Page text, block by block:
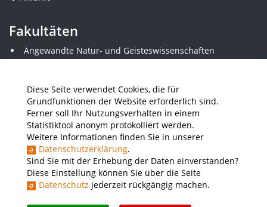
Diese Seite verwendet Cookies, die für
Grundfunktionen der Website erforderlich sind.
Ferner soll Ihr Nutzungsverhalten in einem
Statistiktool anonym protokolliert werden.
Weitere Informationen finden Sie in unserer
Datenschutzerklärung.
Sind Sie mit der Erhebung der Daten einverstanden?
Diese Einstellung können Sie über die Seite
Datenschutz jederzeit rückgängig machen.
Fakultäten
Angewandte Natur- und Geisteswissenschaften
Angewandte Sozialwissenschaften
Elektrotechnik
Gestaltung
Informatik und Wirtschaftsinformatik
Kunststofftechnik und Vermessung
Maschinenbau
THWS Business School
Wirtschaftsingenieurwesen
Presse